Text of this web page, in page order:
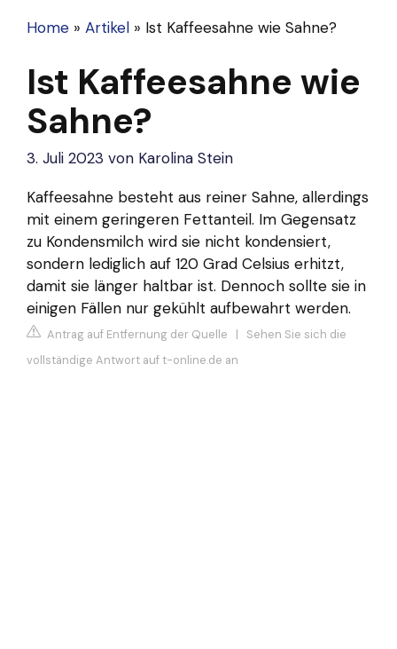
Home » Artikel » Ist Kaffeesahne wie Sahne?
Ist Kaffeesahne wie
Sahne?
3. Juli 2023 von Karolina Stein
Kaffeesahne besteht aus reiner Sahne, allerdings
mit einem geringeren Fettanteil. Im Gegensatz
zu Kondensmilch wird sie nicht kondensiert,
sondern lediglich auf 120 Grad Celsius erhitzt,
damit sie länger haltbar ist. Dennoch sollte sie in
einigen Fällen nur gekühlt aufbewahrt werden.
Antrag auf Entfernung der Quelle | Sehen Sie sich die
vollständige Antwort auf t-online.de an